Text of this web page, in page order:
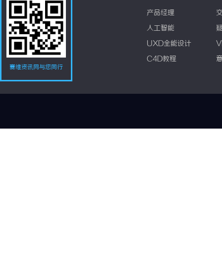
赛维资讯网与您同行
产品经理
人工智能
UXD全能设计
C4D教程